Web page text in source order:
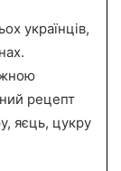
українців,
рецепт
яєць, цукру